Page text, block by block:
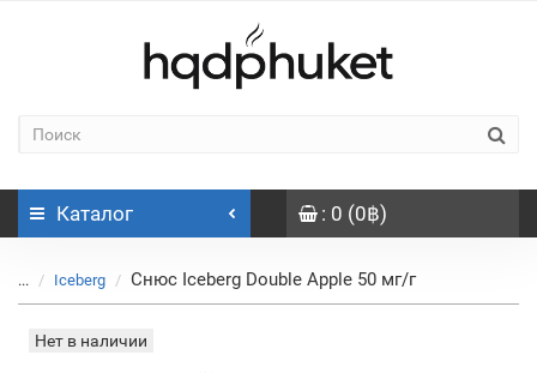
Каталог : 0 (0฿)
... Iceberg Снюс Iceberg Double Apple 50 мг/г
Нет в наличии